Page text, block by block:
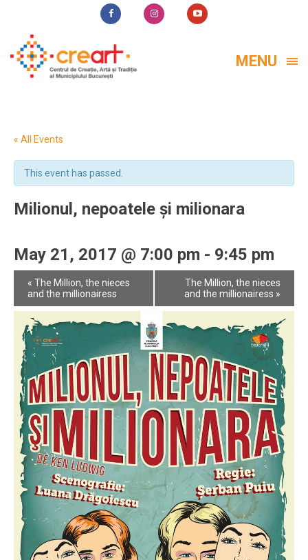
MENU
« All Events
This event has passed.
Milionul, nepoatele și milionara
May 21, 2017 @ 7:00 pm - 9:45 pm
Event
Navigation
« The Million, the nieces
and the millionairess
The Million, the nieces
and the millionairess »